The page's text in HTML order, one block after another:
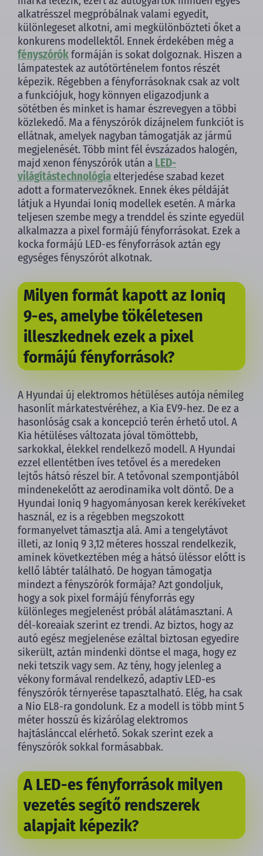
alkatrésszel megpróbálnak valami egyedit,
különlegeset alkotni, ami megkülönbözteti őket a
konkurens modellektől. Ennek érdekében még a
fényszórókformáján is sokat dolgoznak. Hiszen a
lámpatestek az autótörténelem fontos részét
képezik. Régebben a fényforrásoknak csak az volt
a funkciójuk, hogy könnyen eligazodjunk a
sötétben és minket is hamar észrevegyen a többi
közlekedő. Ma a fényszórók dizájnelem funkciót is
ellátnak, amelyek nagyban támogatják az jármű
megjelenését. Több mint fél évszázados halogén,
majd xenon fényszórók után a LED-
világítástechnológiaelterjedése szabad kezet
adott a formatervezőknek. Ennek ékes példáját
látjuk a Hyundai Ioniq modellek esetén. A márka
teljesen szembe megy a trenddel és szinte egyedül
alkalmazza a pixel formájú fényforrásokat. Ezek a
kocka formájú LED-es fényforrások aztán egy
egységes fényszórót alkotnak.
Milyen formát kapott az Ioniq
9-es, amelybe tökéletesen
illeszkednek ezek a pixel
formájú fényforrások?
A Hyundai új elektromos hétüléses autója némileg
hasonlít márkatestvéréhez, a Kia EV9-hez. De ez a
hasonlóság csak a koncepció terén érhető utol. A
Kia hétüléses változata jóval tömöttebb,
sarkokkal, élekkel rendelkező modell. A Hyundai
ezzel ellentétben íves tetővel és a meredeken
lejtős hátsó részel bír. A tetővonal szempontjából
mindenekelőtt az aerodinamika volt döntő. De a
Hyundai Ioniq 9 hagyományosan kerek kerékíveket
használ, ez is a régebben megszokott
formanyelvet támasztja alá. Ami a tengelytávot
illeti, az Ioniq 9 3,12 méteres hosszal rendelkezik,
aminek következtében még a hátsó üléssor előtt is
kellő lábtér található. De hogyan támogatja
mindezt a fényszórók formája? Azt gondoljuk,
hogy a sok pixel formájú fényforrás egy
különleges megjelenést próbál alátámasztani. A
dél-koreaiak szerint ez trendi. Az biztos, hogy az
autó egész megjelenése ezáltal biztosan egyedire
sikerült, aztán mindenki döntse el maga, hogy ez
neki tetszik vagy sem. Az tény, hogy jelenleg a
vékony formával rendelkező, adaptív LED-es
fényszórók térnyerése tapasztalható. Elég, ha csak
a Nio EL8-ra gondolunk. Ez a modell is több mint 5
méter hosszú és kizárólag elektromos
hajtáslánccal elérhető. Sokak szerint ezek a
fényszórók sokkal formásabbak.
A LED-es fényforrások milyen
vezetés segítő rendszerek
alapjait képezik?